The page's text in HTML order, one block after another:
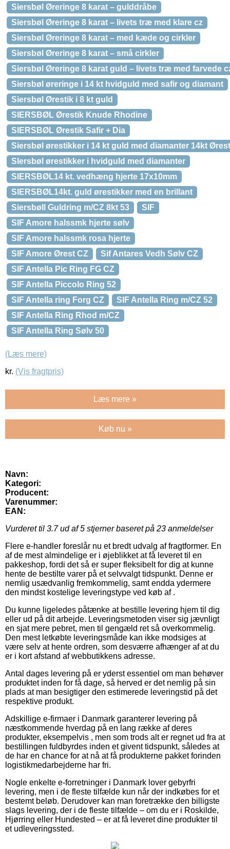
Siersbøl Øreringe 8 karat – gulddråbe
Siersbøl Øreringe 8 karat – livets træ med klare cz
Siersbøl Øreringe 8 karat – med kæde og cirkler
Siersbøl Øreringe 8 karat – små cirkler
Siersbøl Øreringe 8 karat guld – livets træ med farvede
Siersbøl øreringe i 14 kt hvidguld med safir og diamant
Siersbøl Ørestik i 8 kt guld
SIERSBØL Ørestik Knude Rhodine
SIERSBØL Ørestik Safir + Dia
Siersbøl ørestikker i 14 kt guld med diamanter 14kt
SIersbøl ørestikker i hvidguld med diamanter
SIERSBØL14 kt. vedhæng hjerte 17x10mm
SIERSBØL14kt. guld ørestikker med en brillant
Siersbøll Guldring m/CZ 8kt 53
SIF
SIF Amore halssmk hjerte sølv
SIF Amore halssmk rosa hjerte
SIF Amore Ørest CZ
Sif Antares Vedh Sølv CZ
SIF Antella Pic Ring FG CZ
SIF Antella Piccolo Ring 52
SIF Antella ring Forg CZ
SIF Antella Ring m/CZ 52
SIF Antella Ring Rhod m/CZ
SIF Antella Ring Sølv 50
(Læs mere)
kr. (Vis fragtpris)
Læs mere »
Køb nu »
Navn:
Kategori:
Producent:
Varenummer:
EAN:
Vurderet til 3.7ud af 5 stjerner baseret på 23 anmeldelser
Flere e-handler foreslår nu et bredt udvalg af fragtformer. En
af de mest almindelige er i øjeblikket at få leveret til en
pakkeshop, fordi det så er super fleksibelt for dig at kunne
hente de bestilte varer på et selvvalgt tidspunkt. Denne er
nemlig usædvanlig fremkommelig, samt endda ydermere
den mindst kostelige leveringstype ved køb af .
Du kunne ligeledes påtænke at bestille levering hjem til dig
eller ud på dit arbejde. Leveringsmetoden viser sig jævnligt
en sjat mere pebret, men til gengæld ret så overkommelig.
Den mest letkøbte leveringsmåde kan ikke modsiges at
være selv at hente ordren, som desværre afhænger af at du
er i kort afstand af webbutikkens adresse.
Antal dages levering på er yderst essentiel om man behøver
produktet inden for få dage, så herved er det nemlig på sin
plads at man besigtiger den estimerede leveringstid på det
respektive produkt.
Adskillige e-firmaer i Danmark garanterer levering på
næstkommende hverdag på en lang række af deres
produkter, eksempelvis , men som trods alt er regnet ud fra at
bestillingen fuldbyrdes inden et givent tidspunkt, således at
de har en chance for at nå at få produkterne pakket forinden
logistikmedarbejderne har fri.
Nogle enkelte e-forretninger i Danmark lover gebyrfri
levering, men i de fleste tilfælde kun når der indkøbes for et
bestemt beløb. Derudover kan man foretrække den billigste
slags levering, der i de fleste tilfælde – om du er i Roskilde,
Hjørring eller Hundested – er at få leveret dine produkter til
et udleveringssted.